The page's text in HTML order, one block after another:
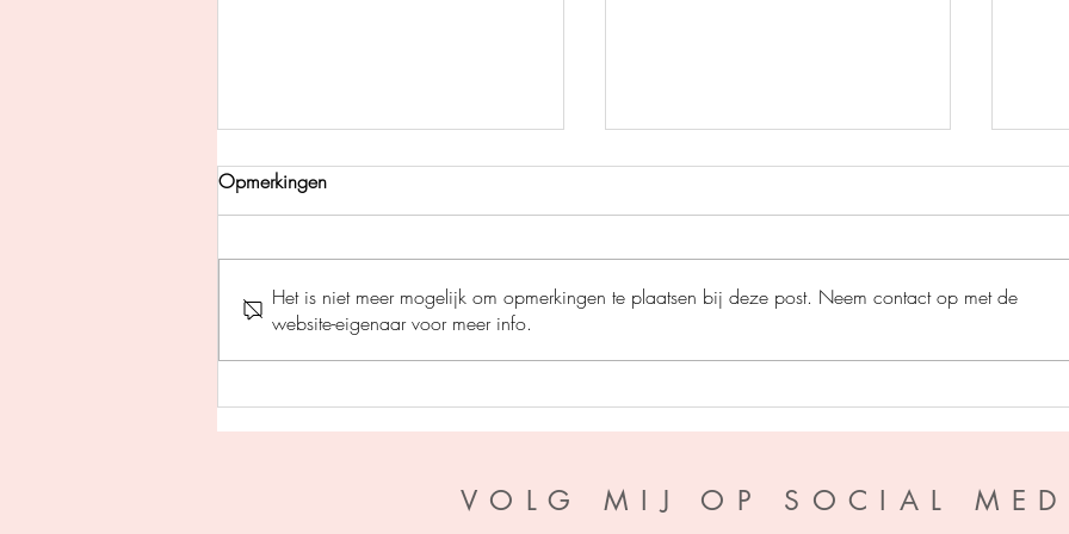
Pil des doods - Gerard
A war of Wyverns - S.F.
Opmerkingen
Het is niet meer mogelijk om opmerkingen te plaatsen bij deze post. Neem contact op met de
website-eigenaar voor meer info.
VOLG MIJ OP SOCIAL